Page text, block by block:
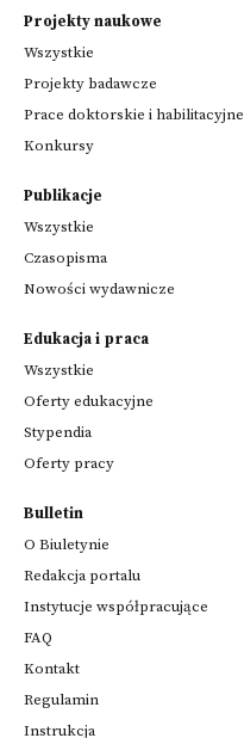
Projekty naukowe
Wszystkie
Projekty badawcze
Prace doktorskie i habilitacyjne
Konkursy
Publikacje
Wszystkie
Czasopisma
Nowości wydawnicze
Edukacja i praca
Wszystkie
Oferty edukacyjne
Stypendia
Oferty pracy
Bulletin
O Biuletynie
Redakcja portalu
Instytucje współpracujące
FAQ
Kontakt
Regulamin
Instrukcja